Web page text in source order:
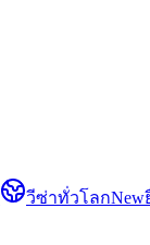
วีซ่าทั่วโลกNew